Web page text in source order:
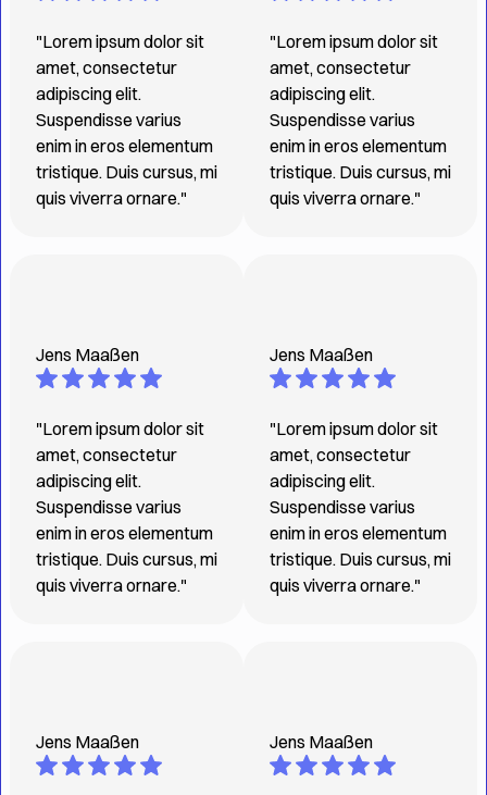
"Lorem ipsum dolor sit
amet, consectetur
adipiscing elit.
Suspendisse varius
enim in eros elementum
tristique. Duis cursus, mi
quis viverra ornare."
Jens Maaßen
"Lorem ipsum dolor sit
amet, consectetur
adipiscing elit.
Suspendisse varius
enim in eros elementum
tristique. Duis cursus, mi
quis viverra ornare."
Jens Maaßen
"Lorem ipsum dolor sit
amet, consectetur
adipiscing elit.
Suspendisse varius
enim in eros elementum
tristique. Duis cursus, mi
quis viverra ornare."
Jens Maaßen
"Lorem ipsum dolor sit
amet, consectetur
adipiscing elit.
Suspendisse varius
enim in eros elementum
tristique. Duis cursus, mi
quis viverra ornare."
Jens Maaßen